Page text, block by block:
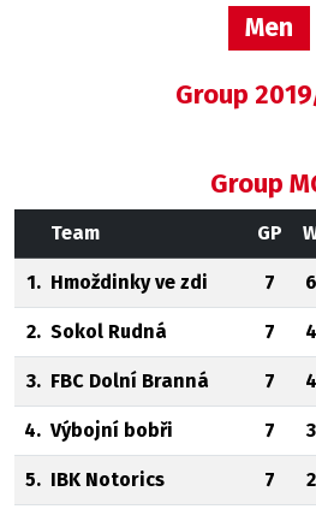
Men
Group
Group
Team GP
1. Hmoždinky ve zdi 7 6
2. Sokol Rudná 7 4
3. FBC Dolní Branná 7 4
4. Výbojní bobři 7 3
5. IBK Notorics 7 2